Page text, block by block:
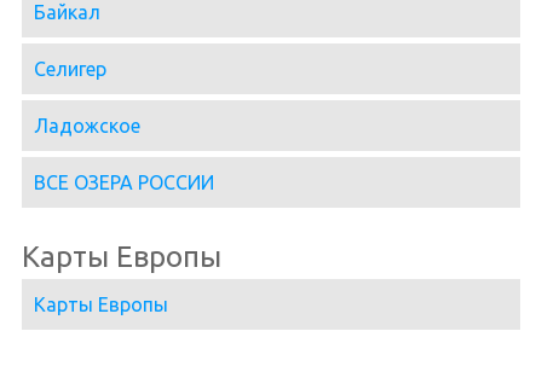
Байкал
Селигер
Ладожское
ВСЕ ОЗЕРА РОССИИ
Карты Европы
Карты Европы